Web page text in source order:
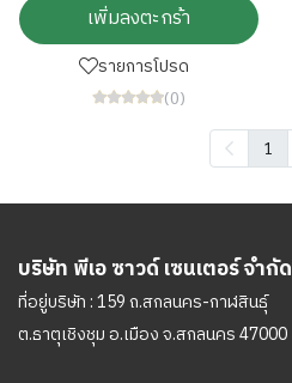
เพิ่มลงตะกร้า
รายการโปรด
(0)
1
บริษัท พีเอ ซาวด์ เซนเตอร์ จำกัด
ที่อยู่บริษัท : 159 ถ.สกลนคร-กาฬสินธุ์
ต.ธาตุเชิงชุม อ.เมือง จ.สกลนคร 47000